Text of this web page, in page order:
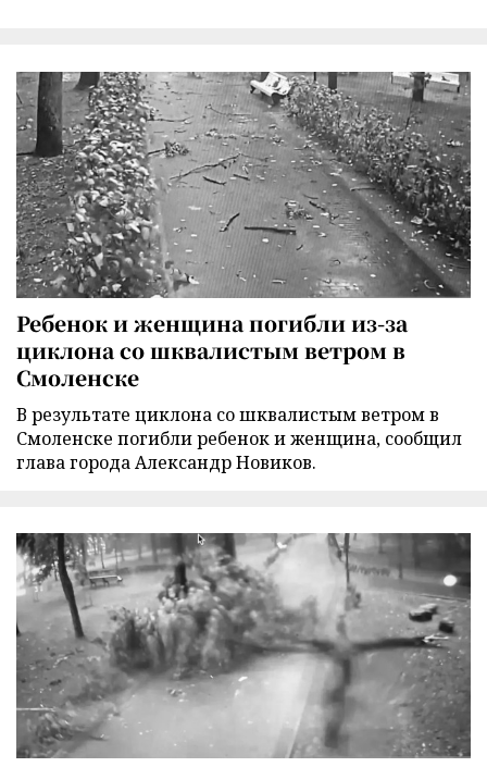
Ребенок и женщина погибли из-за
циклона со шквалистым ветром в
Смоленске
В результате циклона со шквалистым ветром в
Смоленске погибли ребенок и женщина, сообщил
глава города Александр Новиков.